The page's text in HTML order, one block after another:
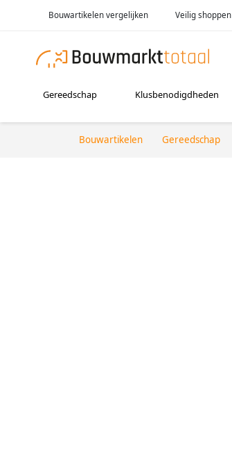
Bouwartikelen vergelijken Veilig shoppen
Gereedschap Klusbenodigdheden
Bouwartikelen Gereedschap